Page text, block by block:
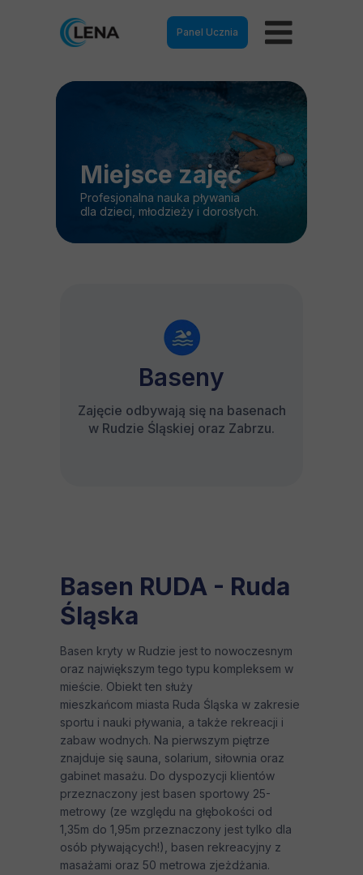
Panel Ucznia
Profesjonalna nauka pływania
dla dzieci, młodzieży i dorosłych.
Miejsce zajęć
Baseny
Zajęcie odbywają się na basenach
w Rudzie Śląskiej oraz Zabrzu.
Basen kryty w Rudzie jest to nowoczesnym
oraz największym tego typu kompleksem w
mieście. Obiekt ten służy
mieszkańcom miasta Ruda Śląska w zakresie
sportu i nauki pływania, a także rekreacji i
zabaw wodnych. Na pierwszym piętrze
znajduje się sauna, solarium, siłownia oraz
gabinet masażu. Do dyspozycji klientów
przeznaczony jest basen sportowy 25-
metrowy (ze względu na głębokości od
1,35m do 1,95m przeznaczony jest tylko dla
osób pływających!), basen rekreacyjny z
masażami oraz 50 metrowa zjeżdżania.
Basen RUDA - Ruda
Śląska